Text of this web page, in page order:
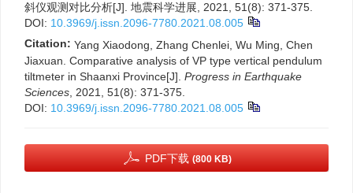
斜仪观测对比分析[J]. 地震科学进展, 2021, 51(8): 371-375.
DOI: 10.3969/j.issn.2096-7780.2021.08.005
Citation: Yang Xiaodong, Zhang Chenlei, Wu Ming, Chen
Jiaxuan. Comparative analysis of VP type vertical pendulum
tiltmeter in Shaanxi Province[J]. Progress in Earthquake
Sciences , 2021, 51(8): 371-375.
DOI: 10.3969/j.issn.2096-7780.2021.08.005
PDF下载 (800 KB)